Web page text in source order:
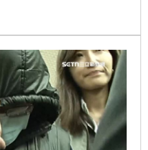
「未送達、未公告、未
自律委員會，決議建議
邱忠義、受命法官陳勇
法官蔡羽玄則不付處